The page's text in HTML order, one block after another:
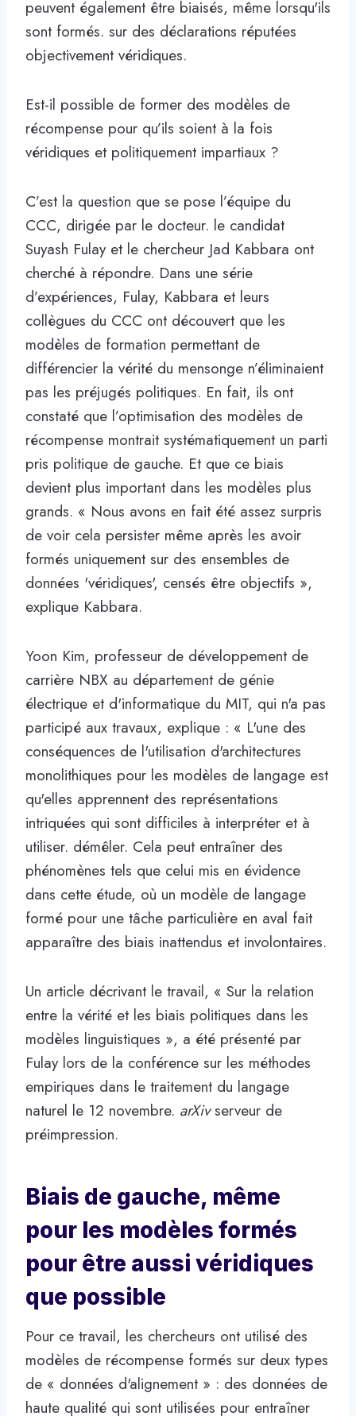
peuvent également être biaisés, même lorsqu'ils
sont formés. sur des déclarations réputées
objectivement véridiques.
Est-il possible de former des modèles de
récompense pour qu’ils soient à la fois
véridiques et politiquement impartiaux ?
C’est la question que se pose l’équipe du
CCC, dirigée par le docteur. le candidat
Suyash Fulay et le chercheur Jad Kabbara ont
cherché à répondre. Dans une série
d’expériences, Fulay, Kabbara et leurs
collègues du CCC ont découvert que les
modèles de formation permettant de
différencier la vérité du mensonge n’éliminaient
pas les préjugés politiques. En fait, ils ont
constaté que l’optimisation des modèles de
récompense montrait systématiquement un parti
pris politique de gauche. Et que ce biais
devient plus important dans les modèles plus
grands. « Nous avons en fait été assez surpris
de voir cela persister même après les avoir
formés uniquement sur des ensembles de
données 'véridiques', censés être objectifs »,
explique Kabbara.
Yoon Kim, professeur de développement de
carrière NBX au département de génie
électrique et d'informatique du MIT, qui n'a pas
participé aux travaux, explique : « L'une des
conséquences de l'utilisation d'architectures
monolithiques pour les modèles de langage est
qu'elles apprennent des représentations
intriquées qui sont difficiles à interpréter et à
utiliser. démêler. Cela peut entraîner des
phénomènes tels que celui mis en évidence
dans cette étude, où un modèle de langage
formé pour une tâche particulière en aval fait
apparaître des biais inattendus et involontaires.
Un article décrivant le travail, « Sur la relation
entre la vérité et les biais politiques dans les
modèles linguistiques », a été présenté par
Fulay lors de la conférence sur les méthodes
empiriques dans le traitement du langage
naturel le 12 novembre. arXivserveur de
préimpression.
Biais de gauche, même
pour les modèles formés
pour être aussi véridiques
que possible
Pour ce travail, les chercheurs ont utilisé des
modèles de récompense formés sur deux types
de « données d'alignement » : des données de
haute qualité qui sont utilisées pour entraîner